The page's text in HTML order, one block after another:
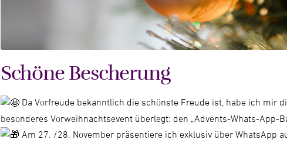
Schöne Bescherung
Da Vorfreude bekanntlich die schönste Freude ist, habe ich mir
besonderes Vorweihnachtsevent überlegt: den „Advents-Whats-App-
Am 27. /28. November präsentiere ich exklusiv über WhatsApp